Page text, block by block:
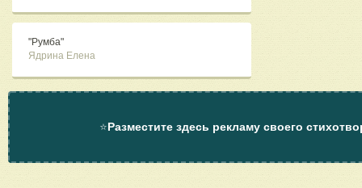
"Румба"
Ядрина Елена
⭐Разместите здесь рекламу своего